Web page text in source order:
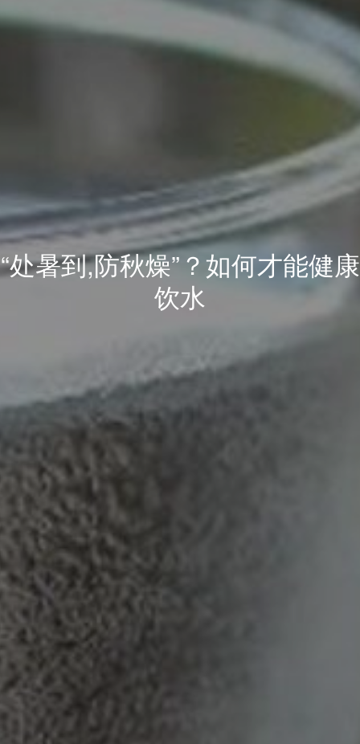
“处暑到,防秋燥”？如何才能健康
饮水